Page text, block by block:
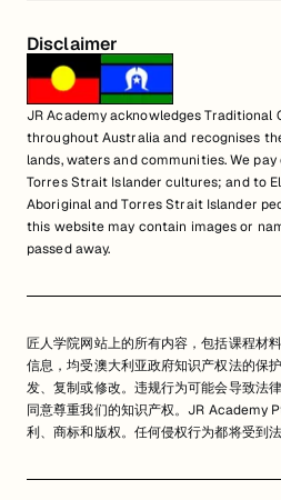
Disclaimer
JR Academy acknowledges Traditional
throughout Australia and recognises
lands, waters and communities. We
Torres Strait Islander cultures; and to
Aboriginal and Torres Strait Islander
this website may contain images or
passed away.
匠人学院网站上的所有内容，包括课程材
信息，均受澳大利亚政府知识产权法的保
发、复制或修改。违规行为可能会导致法
同意尊重我们的知识产权。JR Academy
利、商标和版权。任何侵权行为都将受到